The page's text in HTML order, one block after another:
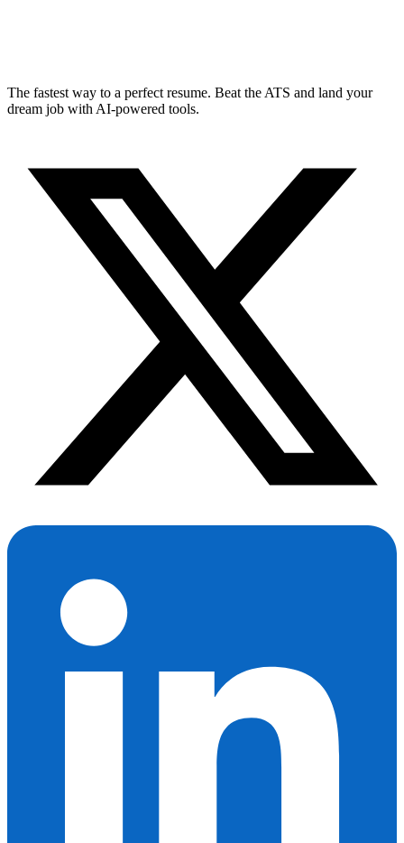
The fastest way to a perfect resume. Beat the ATS and land your
dream job with AI-powered tools.